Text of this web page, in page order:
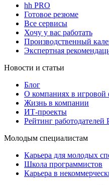
hh PRO
Готовое резюме
Все сервисы
Хочу у вас работать
Производственный
Экспертная
Новости и статьи
Блог
О компаниях в игровой
Жизнь в компании
ИТ-проекты
Рейтинг работодателей
Молодым специалистам
Карьера для молодых
Школа программистов
Карьера в